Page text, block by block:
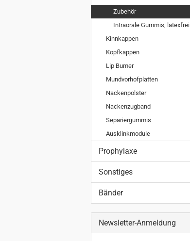
Zubehör
Intraorale Gummis, latexfrei
Kinnkappen
Kopfkappen
Lip Bumer
Mundvorhofplatten
Nackenpolster
Nackenzugband
Separiergummis
Ausklinkmodule
Prophylaxe
Sonstiges
Bänder
Newsletter-Anmeldung